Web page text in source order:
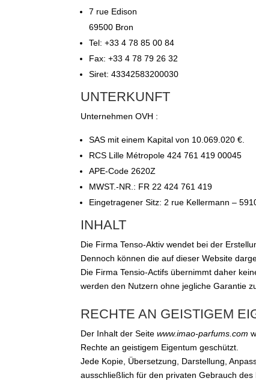
7 rue Edison
69500 Bron
Tel: +33 4 78 85 00 84
Fax: +33 4 78 79 26 32
Siret: 43342583200030
UNTERKUNFT
Unternehmen OVH :
SAS mit einem Kapital von 10.069.020 €.
RCS Lille Métropole 424 761 419 00045
APE-Code 2620Z
MWST.-NR.: FR 22 424 761 419
Eingetragener Sitz: 2 rue Kellermann –
INHALT
Die Firma Tenso-Aktiv wendet bei der
Dennoch können die auf dieser Website
Die Firma Tensio-Actifs übernimmt daher
werden den Nutzern ohne jegliche Garantie
RECHTE AN GEISTIGEM
Der Inhalt der Seitewww.imao-parfums.com
Rechte an geistigem Eigentum geschützt.
Jede Kopie, Übersetzung, Darstellung,
ausschließlich für den privaten Gebrauch des